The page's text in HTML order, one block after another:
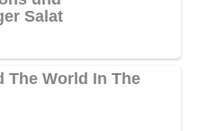
deiner Mailadresse an Dritte!